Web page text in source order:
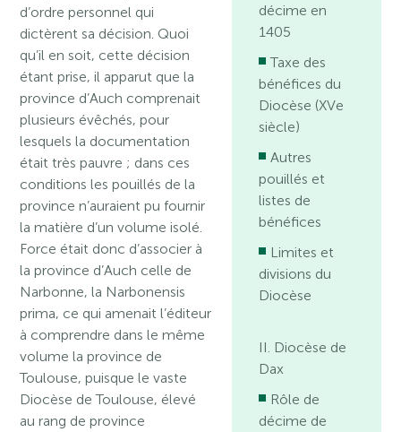
d’ordre personnel qui
dictèrent sa décision. Quoi
qu’il en soit, cette décision
étant prise, il apparut que la
province d’Auch comprenait
plusieurs évêchés, pour
lesquels la documentation
était très pauvre ; dans ces
conditions les pouillés de la
province n’auraient pu fournir
la matière d’un volume isolé.
Force était donc d’associer à
la province d’Auch celle de
Narbonne, la Narbonensis
prima, ce qui amenait l’éditeur
à comprendre dans le même
volume la province de
Toulouse, puisque le vaste
Diocèse de Toulouse, élevé
au rang de province
décime en
1405
Taxe des
bénéfices du
Diocèse (XVe
siècle)
Autres
pouillés et
listes de
bénéfices
Limites et
divisions du
Diocèse
II. Diocèse de
Dax
Rôle de
décime de